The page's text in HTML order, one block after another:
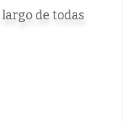
de todas